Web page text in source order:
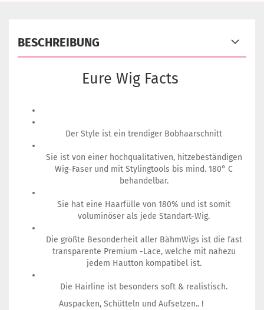
BESCHREIBUNG
Eure Wig Facts
Der Style ist ein trendiger Bobhaarschnitt
Sie ist von einer hochqualitativen, hitzebeständigen
Wig-Faser und mit Stylingtools bis mind. 180° C
behandelbar.
Sie hat eine Haarfülle von 180% und ist somit
voluminöser als jede Standart-Wig.
Die größte Besonderheit aller BähmWigs ist die fast
transparente Premium -Lace, welche mit nahezu
jedem Hautton kompatibel ist.
Die Hairline ist besonders soft & realistisch.
Auspacken, Schütteln und Aufsetzen.. !